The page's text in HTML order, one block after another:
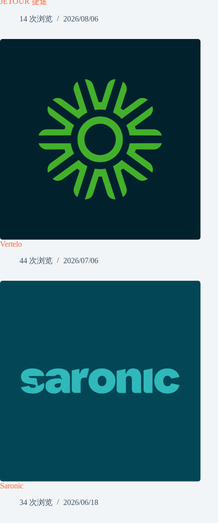
14 次浏览 2026/08/06
Vertelo
44 次浏览
2026/07/06
Saronic
34 次浏览
2026/06/18